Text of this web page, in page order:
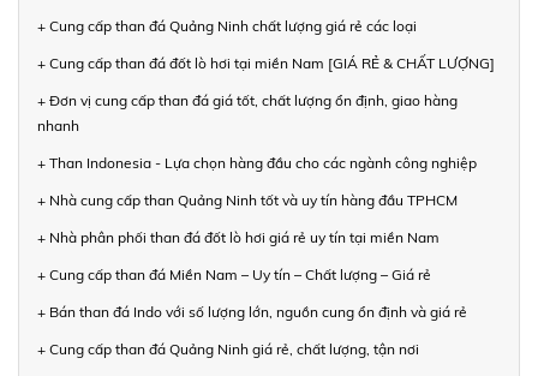
+ Cung cấp than đá Quảng Ninh chất lượng giá rẻ các loại
+ Cung cấp than đá đốt lò hơi tại miền Nam [GIÁ RẺ & CHẤT LƯỢNG]
+ Đơn vị cung cấp than đá giá tốt, chất lượng ổn định, giao hàng
nhanh
+ Than Indonesia - Lựa chọn hàng đầu cho các ngành công nghiệp
+ Nhà cung cấp than Quảng Ninh tốt và uy tín hàng đầu TPHCM
+ Nhà phân phối than đá đốt lò hơi giá rẻ uy tín tại miền Nam
+ Cung cấp than đá Miền Nam – Uy tín – Chất lượng – Giá rẻ
+ Bán than đá Indo với số lượng lớn, nguồn cung ổn định và giá rẻ
+ Cung cấp than đá Quảng Ninh giá rẻ, chất lượng, tận nơi